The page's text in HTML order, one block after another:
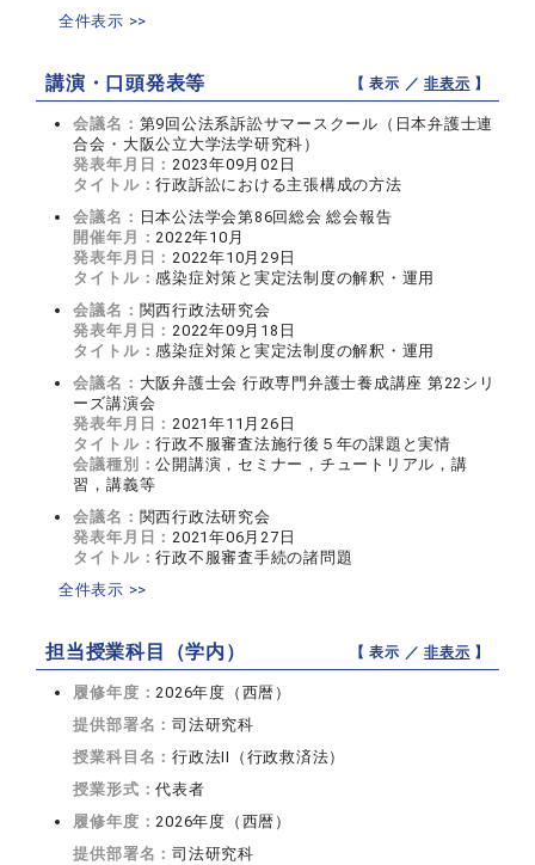
全件表示 >>
講演・口頭発表等 【 表示 ／非表示 】
会議名： 第9回公法系訴訟サマースクール（日本弁護士連
合会・大阪公立大学法学研究科）
発表年月日：2023年09月02日
タイトル：行政訴訟における主張構成の方法
会議名： 日本公法学会第86回総会 総会報告
開催年月：2022年10月
発表年月日：2022年10月29日
タイトル：感染症対策と実定法制度の解釈・運用
会議名： 関西行政法研究会
発表年月日：2022年09月18日
タイトル：感染症対策と実定法制度の解釈・運用
会議名： 大阪弁護士会 行政専門弁護士養成講座 第22シリ
ーズ講演会
発表年月日：2021年11月26日
タイトル：行政不服審査法施行後５年の課題と実情
会議種別：公開講演，セミナー，チュートリアル，講
習，講義等
会議名： 関西行政法研究会
発表年月日：2021年06月27日
タイトル：行政不服審査手続の諸問題
全件表示 >>
担当授業科目（学内） 【 表示 ／非表示 】
履修年度：2026年度（西暦）
提供部署名：司法研究科
授業科目名：行政法II（行政救済法）
授業形式：代表者
履修年度：2026年度（西暦）
提供部署名：司法研究科